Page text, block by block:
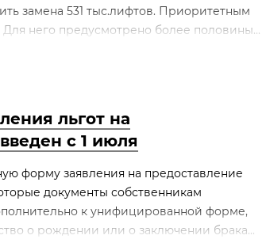
замена 531 тыс.лифтов. Приоритетным
него предусмотрено более половины...
льгот на
с 1 июля
форму заявления на предоставление
документы собственникам
к унифицированной форме,
о рождении или о заключении брака...